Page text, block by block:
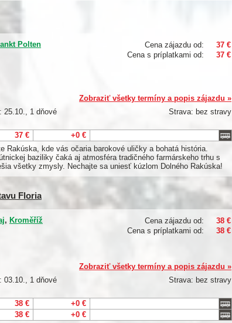
Cena zájazdu od:
37 €
Cena s príplatkami od:
37 €
Polten
Zobraziť všetky termíny a popis zájazdu »
25.10., 1 dňové Strava: bez stravy
37 €
+0 €
Rakúska, kde vás očaria barokové uličky a bohatá história.
baziliky čaká aj atmosféra tradičného farmárskeho trhu s
všetky zmysly. Nechajte sa uniesť kúzlom Dolného Rakúska!
Floria
Cena zájazdu od:
38 €
Cena s príplatkami od:
38 €
, Kroměříž
Zobraziť všetky termíny a popis zájazdu »
03.10., 1 dňové Strava: bez stravy
38 €
+0 €
38 €
+0 €